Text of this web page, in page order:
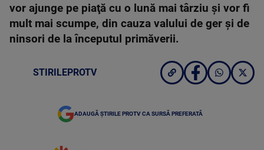
vor ajunge pe piaţă cu o lună mai târziu şi vor fi
mult mai scumpe, din cauza valului de ger şi de
ninsori de la începutul primăverii.
STIRILEPROTV
ADAUGĂ ȘTIRILE PROTV CA SURSĂ PREFERATĂ